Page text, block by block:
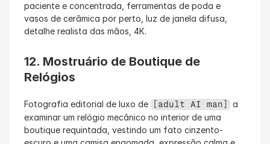
paciente e concentrada, ferramentas de poda e
vasos de cerâmica por perto, luz de janela difusa,
detalhe realista das mãos, 4K.
12. Mostruário de Boutique de
Relógios
Fotografia editorial de luxo de [adult AI man] a
examinar um relógio mecânico no interior de uma
boutique requintada, vestindo um fato cinzento-